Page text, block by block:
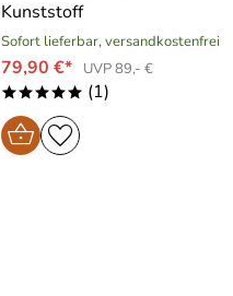
Kunststoff
Sofort lieferbar, versandkostenfrei
79,90 €* UVP 89,- €
***** (1)